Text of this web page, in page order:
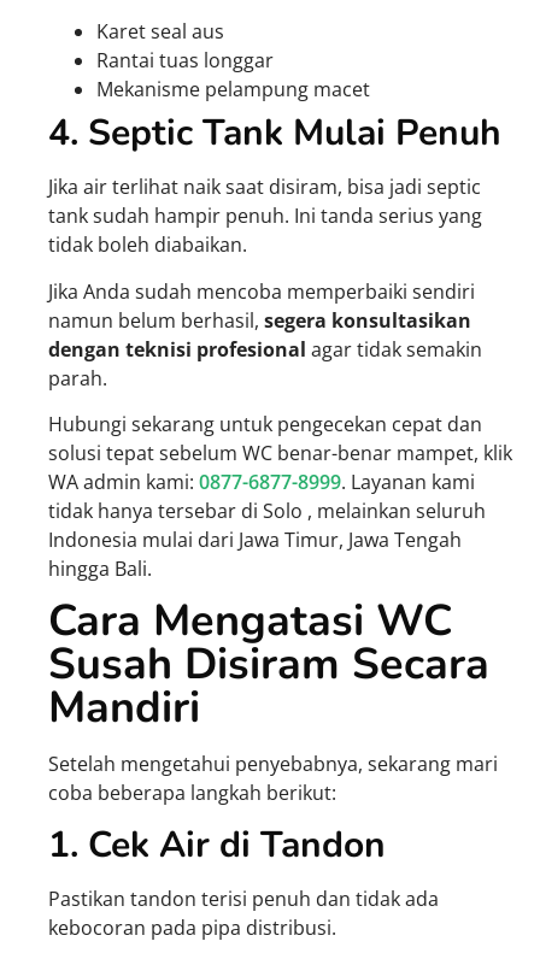
Karet seal aus
Rantai tuas longgar
Mekanisme pelampung macet
4. Septic Tank Mulai Penuh
Jika air terlihat naik saat disiram, bisa jadi septic
tank sudah hampir penuh. Ini tanda serius yang
tidak boleh diabaikan.
Jika Anda sudah mencoba memperbaiki sendiri
namun belum berhasil, segera konsultasikan
dengan teknisi profesional agar tidak semakin
parah.
Hubungi sekarang untuk pengecekan cepat dan
solusi tepat sebelum WC benar-benar mampet, klik
WA admin kami: 0877-6877-8999. Layanan kami
tidak hanya tersebar di Solo , melainkan seluruh
Indonesia mulai dari Jawa Timur, Jawa Tengah
hingga Bali.
Cara Mengatasi WC
Susah Disiram Secara
Mandiri
Setelah mengetahui penyebabnya, sekarang mari
coba beberapa langkah berikut:
1. Cek Air di Tandon
Pastikan tandon terisi penuh dan tidak ada
kebocoran pada pipa distribusi.